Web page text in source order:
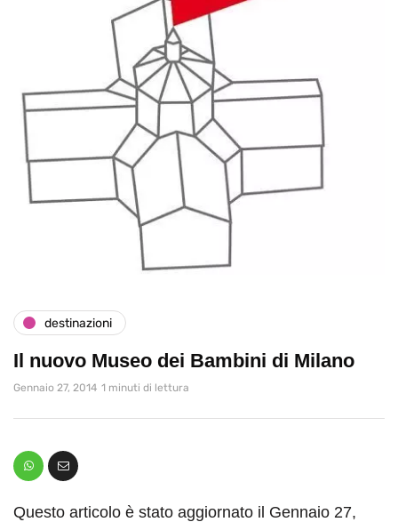
destinazioni
Il nuovo Museo dei Bambini di Milano
Gennaio 27, 2014 1 minuti di lettura
Questo articolo è stato aggiornato il Gennaio 27,